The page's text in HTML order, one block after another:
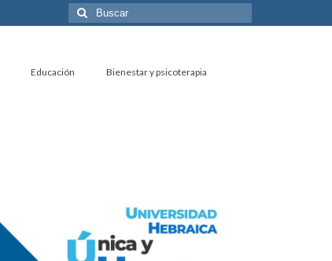
Buscar
por:
Educación Bienestar y psicoterapia